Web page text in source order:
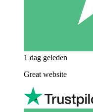
1 dag geleden
Great website